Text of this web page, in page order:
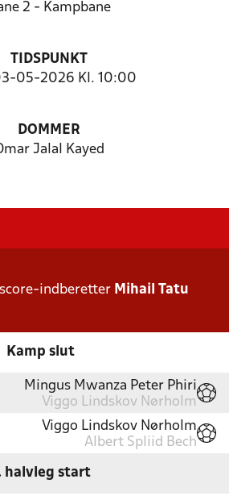
2 - Kampbane
TIDSPUNKT
05-2026 Kl. 10:00
DOMMER
Jalal Kayed
indberetter Mihail Tatu
Kamp slut
Mingus Mwanza Peter Phiri
Viggo Lindskov Nørholm
Viggo Lindskov Nørholm
Albert Spliid Bech
halvleg start